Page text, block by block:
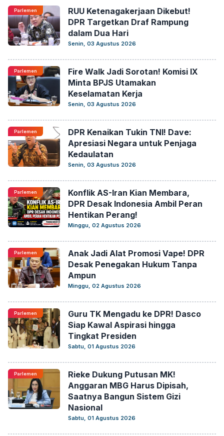
Parlemen
RUU Ketenagakerjaan Dikebut!
DPR Targetkan Draf Rampung
dalam Dua Hari
Senin, 03 Agustus 2026
Parlemen
Fire Walk Jadi Sorotan! Komisi IX
Minta BPJS Utamakan
Keselamatan Kerja
Senin, 03 Agustus 2026
Parlemen
DPR Kenaikan Tukin TNI! Dave:
Apresiasi Negara untuk Penjaga
Kedaulatan
Senin, 03 Agustus 2026
Parlemen
Konflik AS-Iran Kian Membara,
DPR Desak Indonesia Ambil Peran
Hentikan Perang!
Minggu, 02 Agustus 2026
Parlemen
Anak Jadi Alat Promosi Vape! DPR
Desak Penegakan Hukum Tanpa
Ampun
Minggu, 02 Agustus 2026
Parlemen
Guru TK Mengadu ke DPR! Dasco
Siap Kawal Aspirasi hingga
Tingkat Presiden
Sabtu, 01 Agustus 2026
Parlemen
Rieke Dukung Putusan MK!
Anggaran MBG Harus Dipisah,
Saatnya Bangun Sistem Gizi
Nasional
Sabtu, 01 Agustus 2026